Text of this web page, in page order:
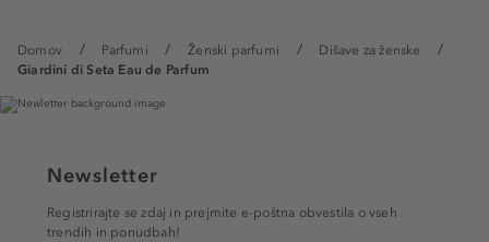
Domov Parfumi Ženski parfumi
Dišave za ženske
Giardini di Seta Eau de Parfum
Newsletter
Registrirajte se zdaj in prejmite e-poštna obvestila o vseh
trendih in ponudbah!